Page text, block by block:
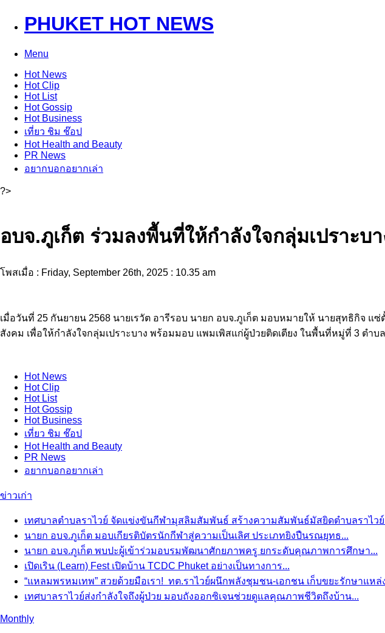
PHUKET HOT NEWS
Menu
HotNews
HotClip
HotList
HotGossip
HotBusiness
เที่ยว ชิม ช๊อป
HotHealth and Beauty
PR News
อยากบอกอยากเล่า
?>
อบจ.ภูเก็ต ร่วมลงพื้นที่ให้กำลังใจกลุ่มเปราะบ
โพสเมื่อ : Friday, September 26th, 2025 : 10.35 am
เมื่อวันที่ 25 กันยายน 2568 นายเรวัต อารีรอบ นายก อบจ.ภูเก็ต มอบหมายให้ นายสุทธิกิจ
สังคม เพื่อให้กำลังใจกลุ่มเปราะบาง พร้อมมอบ แพมเพิสแก่ผู้ป่วยติดเตียง ในพื้นที่หมู่ที่ 3 ตำบ
HotNews
HotClip
HotList
HotGossip
HotBusiness
เที่ยว ชิม ช๊อป
HotHealth and Beauty
PR News
อยากบอกอยากเล่า
ข่าวเก่า
เทศบาลตำบลราไวย์ จัดแข่งขันกีฬามุสลิมสัมพันธ์ สร้างความสัมพันธ์มัสยิดตำบลราไวย์
นายก อบจ.ภูเก็ต มอบเกียรติบัตรนักกีฬาสู่ความเป็นเลิศ ประเภทยิงปืนรณยุทธ...
นายก อบจ.ภูเก็ต พบปะผู้เข้าร่วมอบรมพัฒนาศักยภาพครู ยกระดับคุณภาพการศึกษา...
เปิดเริน (Learn) Fest เปิดบ้าน TCDC Phuket อย่างเป็นทางการ...
“แหลมพรหมเทพ” สวยด้วยมือเรา! ทต.ราไวย์ผนึกพลังชุมชน-เอกชน เก็บขยะรักษาแหล่
เทศบาลราไวย์ส่งกำลังใจถึงผู้ป่วย มอบถังออกซิเจนช่วยดูแลคุณภาพชีวิตถึงบ้าน...
Monthly